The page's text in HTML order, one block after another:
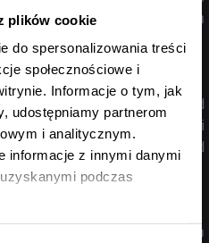
plików cookie
do spersonalizowania treści
społecznościowe i
Informacje o tym, jak
udostępniamy partnerom
i analitycznym.
informacje z innymi danymi
podczas
dla osób niepełnosprawnych
odbioru akredytacji, czynny od
dotyczące akredytacji
mailowo na kilka dni przed
związane z organizacją koncertu